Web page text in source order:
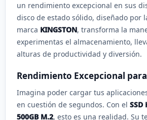
un rendimiento excepcional en sus
disco de estado sólido, diseñado por
marca KINGSTON, transforma la
experimentas el almacenamiento,
alturas de productividad y diversión.
Rendimiento Excepcional
Imagina poder cargar tus
en cuestión de segundos. Con el SSD
500GB M.2, esto es una realidad. Su